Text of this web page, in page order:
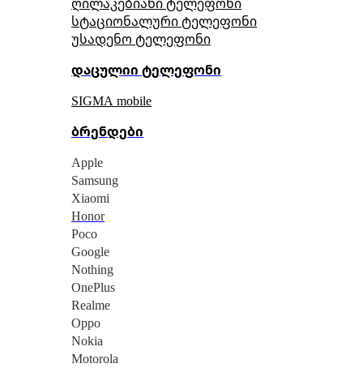
სტაციონალური ტელეფონი
უსადენო ტელეფონი
დაცულიი ტელეფონი
SIGMA mobile
ბრენდები
Apple
Samsung
Xiaomi
Honor
Poco
Google
Nothing
OnePlus
Realme
Oppo
Nokia
Motorola